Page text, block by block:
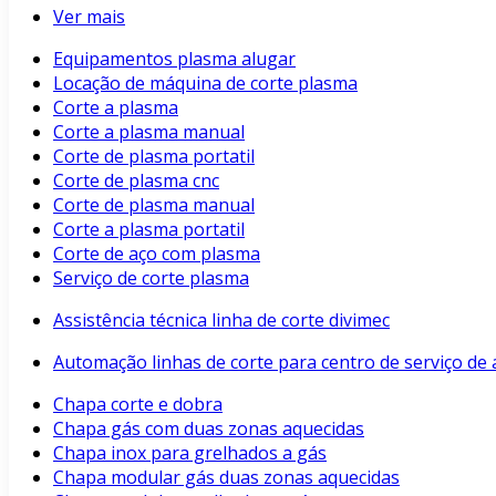
Ver mais
Equipamentos plasma alugar
Locação de máquina de corte plasma
Corte a plasma
Corte a plasma manual
Corte de plasma portatil
Corte de plasma cnc
Corte de plasma manual
Corte a plasma portatil
Corte de aço com plasma
Serviço de corte plasma
Assistência técnica linha de corte divimec
Automação linhas de corte para centro de serviço de
Chapa corte e dobra
Chapa gás com duas zonas aquecidas
Chapa inox para grelhados a gás
Chapa modular gás duas zonas aquecidas